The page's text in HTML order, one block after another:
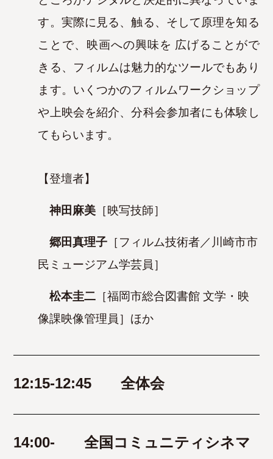
す。実際に見る、触る、そして原理を知る
ことで、映画への興味を 広げることがで
きる、フィルムは魅力的なツールでもあり
ます。いくつかのフィルムワークショップ
や上映会を紹介、分科会参加者にも体験し
てもらいます。
【登壇者】
神田麻美 ［映写技師］
郷田真理子 ［フィルム技術者／川崎市市
民ミュージアム学芸員］
松本圭二 ［福岡市総合図書館 文学・映
像課映像管理員］ほか
12:15-12:45 全体会
14:00- 全国コミュニティシネマ